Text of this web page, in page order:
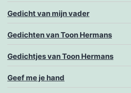
Gedicht van mijn vader
Gedichten van Toon Hermans
Gedichtjes van Toon Hermans
Geef me je hand